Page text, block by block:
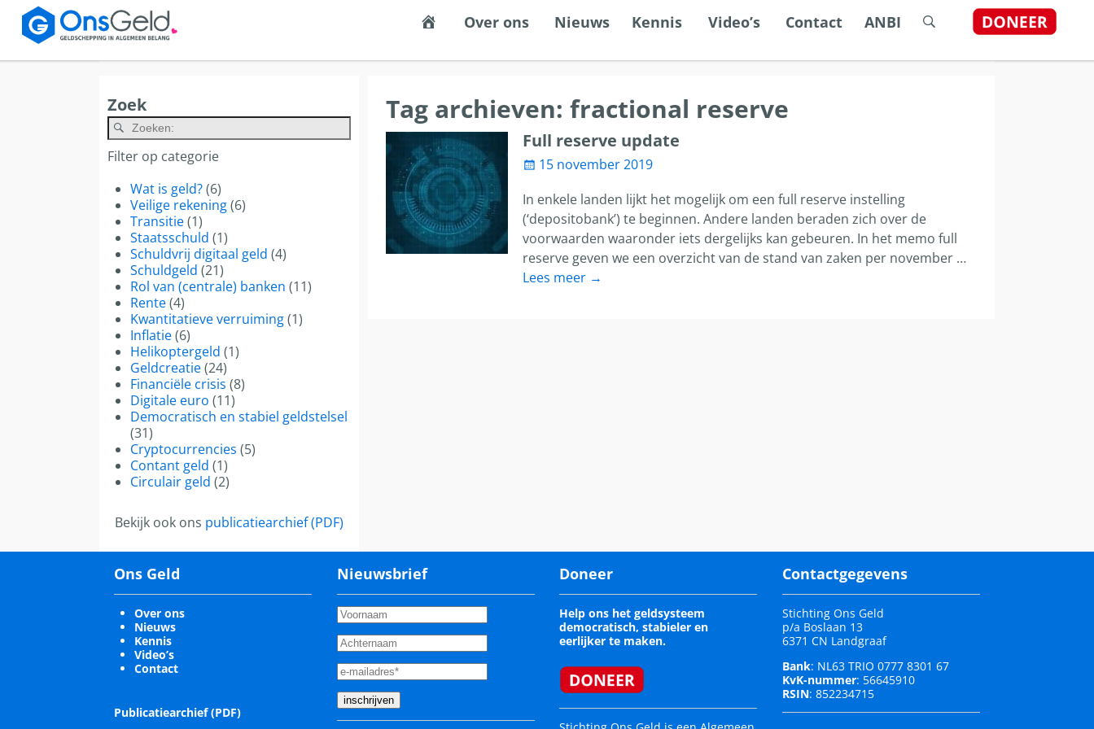
Een stabiel, eerlijk en democratisch geldstelsel
Over ons Nieuws Kennis Video’s Contact ANBI
Tag archieven: fractional reserve
Full reserve update
15 november 2019
In enkele landen lijkt het mogelijk om een full reserve instelling
(‘depositobank’) te beginnen. Andere landen beraden zich over de
voorwaarden waaronder iets dergelijks kan gebeuren. In het memo full
reserve geven we een overzicht van de stand van zaken per november …
Lees meer →
Zoek
Als de resultaten voor automatisch aanvullen beschikbaar zijn, gebruik de pijlen om omhoog en omlaag te gaan naar
Filter op categorie
Wat is geld?(6)
Veilige rekening(6)
Transitie(1)
Staatsschuld (1)
Schuldvrij digitaal geld (4)
Schuldgeld (21)
Rol van (centrale) banken (11)
Rente(4)
Kwantitatieve verruiming(1)
Inflatie(6)
Helikoptergeld (1)
Geldcreatie(24)
Financiële crisis (8)
Digitale euro (11)
Democratisch en stabiel geldstelsel
(31)
Cryptocurrencies (5)
Contant geld (1)
Circulair geld (2)
Bekijk ook ons publicatiearchief (PDF)
Ons Geld
Over ons
Nieuws
Kennis
Video’s
Contact
Publicatiearchief (PDF)
Nieuwsbrief Doneer
Help ons het geldsysteem
democratisch, stabieler en
eerlijker te maken.
Contactgegevens
Stichting Ons Geld
p/a Boslaan 13
6371 CN Landgraaf
Bank: NL63 TRIO 0777 8301 67
KvK-nummer: 56645910
RSIN: 852234715